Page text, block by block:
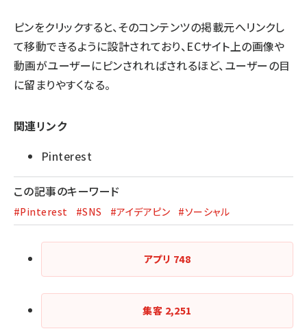
ピンをクリックすると、そのコンテンツの掲載元へリンクし
て移動できるように設計されており、ECサイト上の画像や
動画がユーザーにピンされればされるほど、ユーザーの目
に留まりやすくなる。
関連リンク
Pinterest
この記事のキーワード
#Pinterest #SNS #アイデアピン #ソーシャル
アプリ 748
集客 2,251